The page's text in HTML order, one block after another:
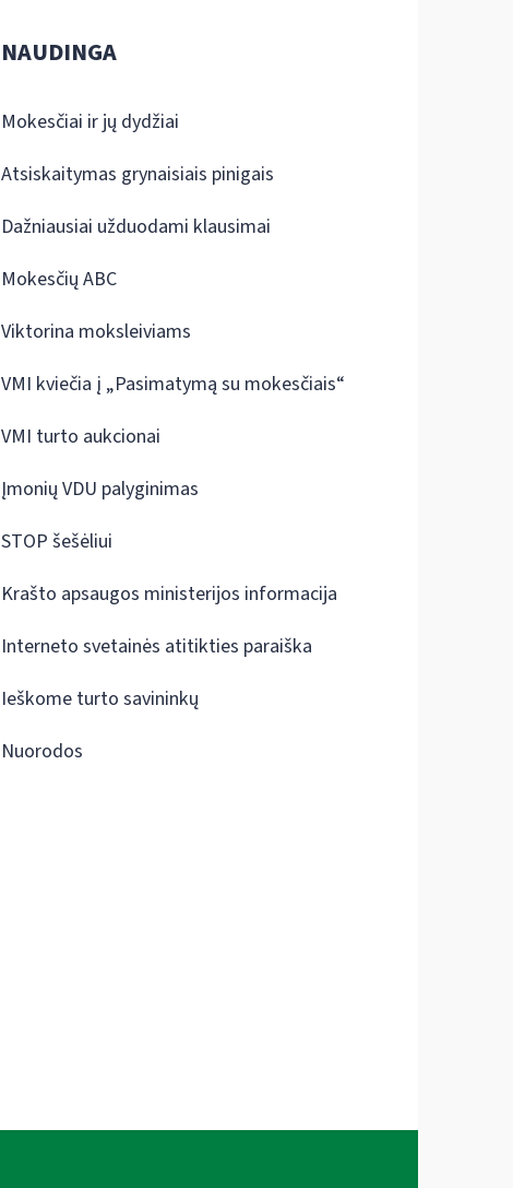
NAUDINGA
Mokesčiai ir jų dydžiai
Atsiskaitymas grynaisiais pinigais
Dažniausiai užduodami klausimai
Mokesčių ABC
Viktorina moksleiviams
VMI kviečia į „Pasimatymą su mokesčiais“
VMI turto aukcionai
Įmonių VDU palyginimas
STOP šešėliui
Krašto apsaugos ministerijos informacija
Interneto svetainės atitikties paraiška
Ieškome turto savininkų
Nuorodos